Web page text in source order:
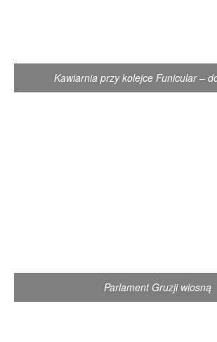
Kawiarnia przy kolejce Funicular –
Parlament Gruzji wiosną